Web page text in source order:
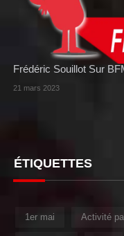
Frédéric Souillot Sur
21 mars 2023
ÉTIQUETTES
1er mai Activité